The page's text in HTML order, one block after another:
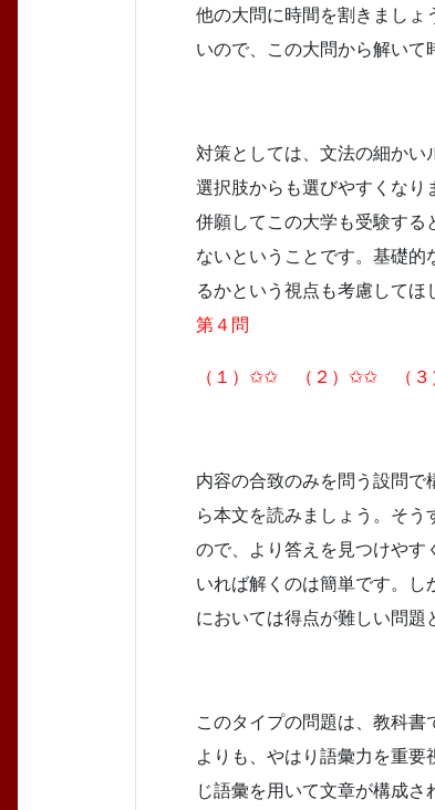
他の大問に時間を割きまし
いので、この大問から解いて
対策としては、文法の細かい
選択肢からも選びやすくな
併願してこの大学も受験す
ないということです。基礎
るかという視点も考慮してほ
第４問
（１）✩✩ （２）✩✩ （
内容の合致のみを問う設問
ら本文を読みましょう。そ
ので、より答えを見つけや
いれば解くのは簡単です。
においては得点が難しい問題
このタイプの問題は、教科
よりも、やはり語彙力を重
じ語彙を用いて文章が構成